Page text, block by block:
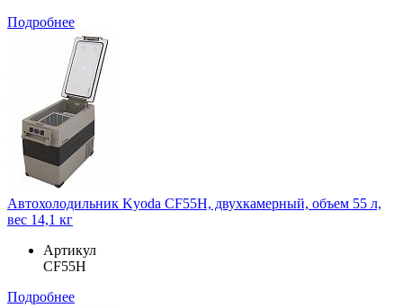
Подробнее
Автохолодильник Kyoda CF55H, двухкамерный, объем 55 л,
вес 14,1 кг
Артикул
CF55H
Подробнее